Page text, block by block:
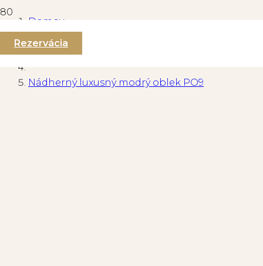
Rezervácia
Domov
Pánske obleky
Nádherný luxusný modrý oblek PO9